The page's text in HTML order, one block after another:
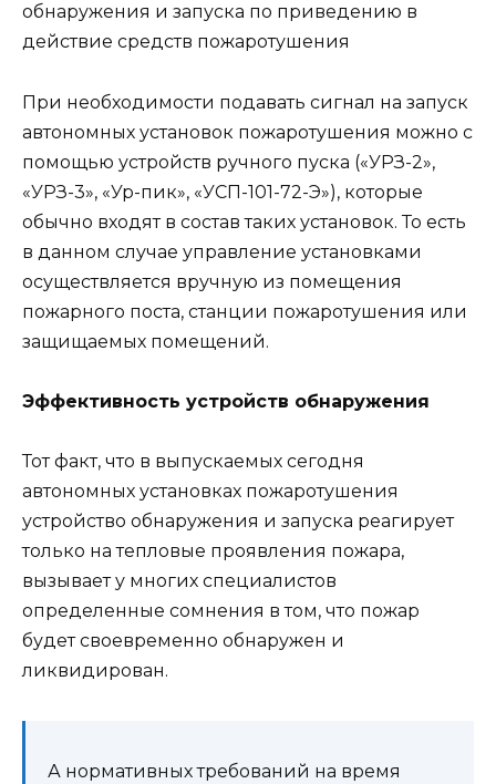
обнаружения и запуска по приведению в
действие средств пожаротушения
При необходимости подавать сигнал на запуск
автономных установок пожаротушения можно с
помощью устройств ручного пуска («УРЗ-2»,
«УРЗ-3», «Ур-пик», «УСП-101-72-Э»), которые
обычно входят в состав таких установок. То есть
в данном случае управление установками
осуществляется вручную из помещения
пожарного поста, станции пожаротушения или
защищаемых помещений.
Эффективность устройств обнаружения
Тот факт, что в выпускаемых сегодня
автономных установках пожаротушения
устройство обнаружения и запуска реагирует
только на тепловые проявления пожара,
вызывает у многих специалистов
определенные сомнения в том, что пожар
будет своевременно обнаружен и
ликвидирован.
А нормативных требований на время